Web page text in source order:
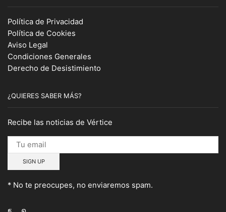
Política de Privacidad
Política de Cookies
Aviso Legal
Condiciones Generales
Derecho de Desistimiento
¿QUIERES SABER MÁS?
Recibe las noticias de Vértice
* No te preocupes, no enviaremos spam.